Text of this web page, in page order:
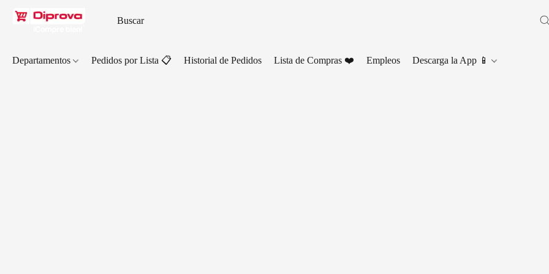
Departamentos Pedidos por Lista 📋 Historial de Pedidos Lista de Compras ❤️ Empleos Descarga la App 📱